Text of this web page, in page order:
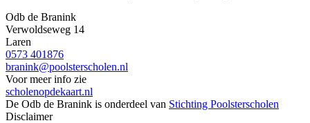
Odb de Branink
Verwoldseweg 14
Laren
0573 401876
branink@poolsterscholen.nl
Voor meer info zie
scholenopdekaart.nl
De Odb de Branink is onderdeel van Stichting Poolsterscholen
Disclaimer